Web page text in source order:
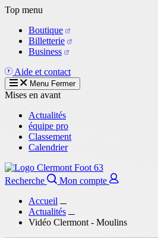
Aller
contenu
principal
Top menu
Boutique
Billetterie
Business
Aide et contact
Menu Fermer
Mises en avant
Actualités
équipe pro
Classement
Calendrier
Recherche
Mon compte
Accueil
Actualités
Vidéo Clermont - Moulins